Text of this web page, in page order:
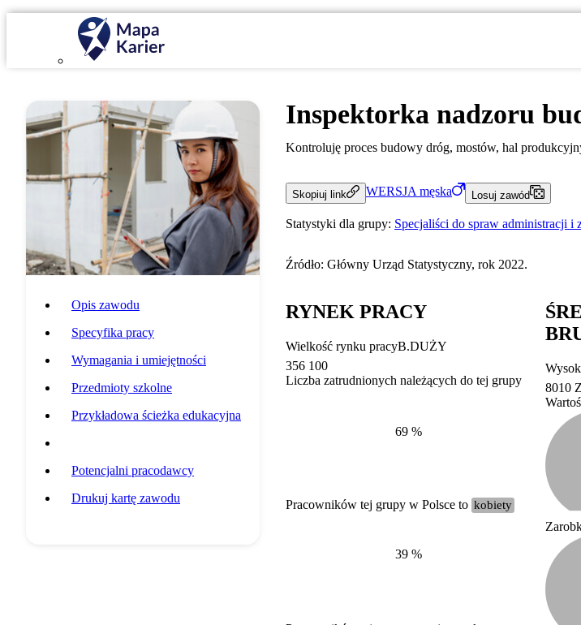
Opis zawodu
Specyfika pracy
Wymagania i umiejętności
Przedmioty szkolne
Przykładowa ścieżka edukacyjna
Potencjalni pracodawcy
Drukuj kartę zawodu
Inspektorka nadzoru
Kontroluję proces budowy dróg, mostów, hal
Skopiuj link WERSJA męska Losuj zawód
Statystyki dla grupy: Specjaliści do spraw administracji i
Źródło: Główny Urząd Statystyczny, rok 2022.
RYNEK PRACY
według zawodów, 2022
Wielkość rynku pracyB.DUŻY
356 100
Liczba zatrudnionych należących do tej grupy
69 %
Pracowników tej grupy w Polsce to kobiety
39 %
8010